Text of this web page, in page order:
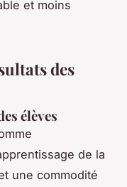
et moins
des
élèves
de la
une commodité